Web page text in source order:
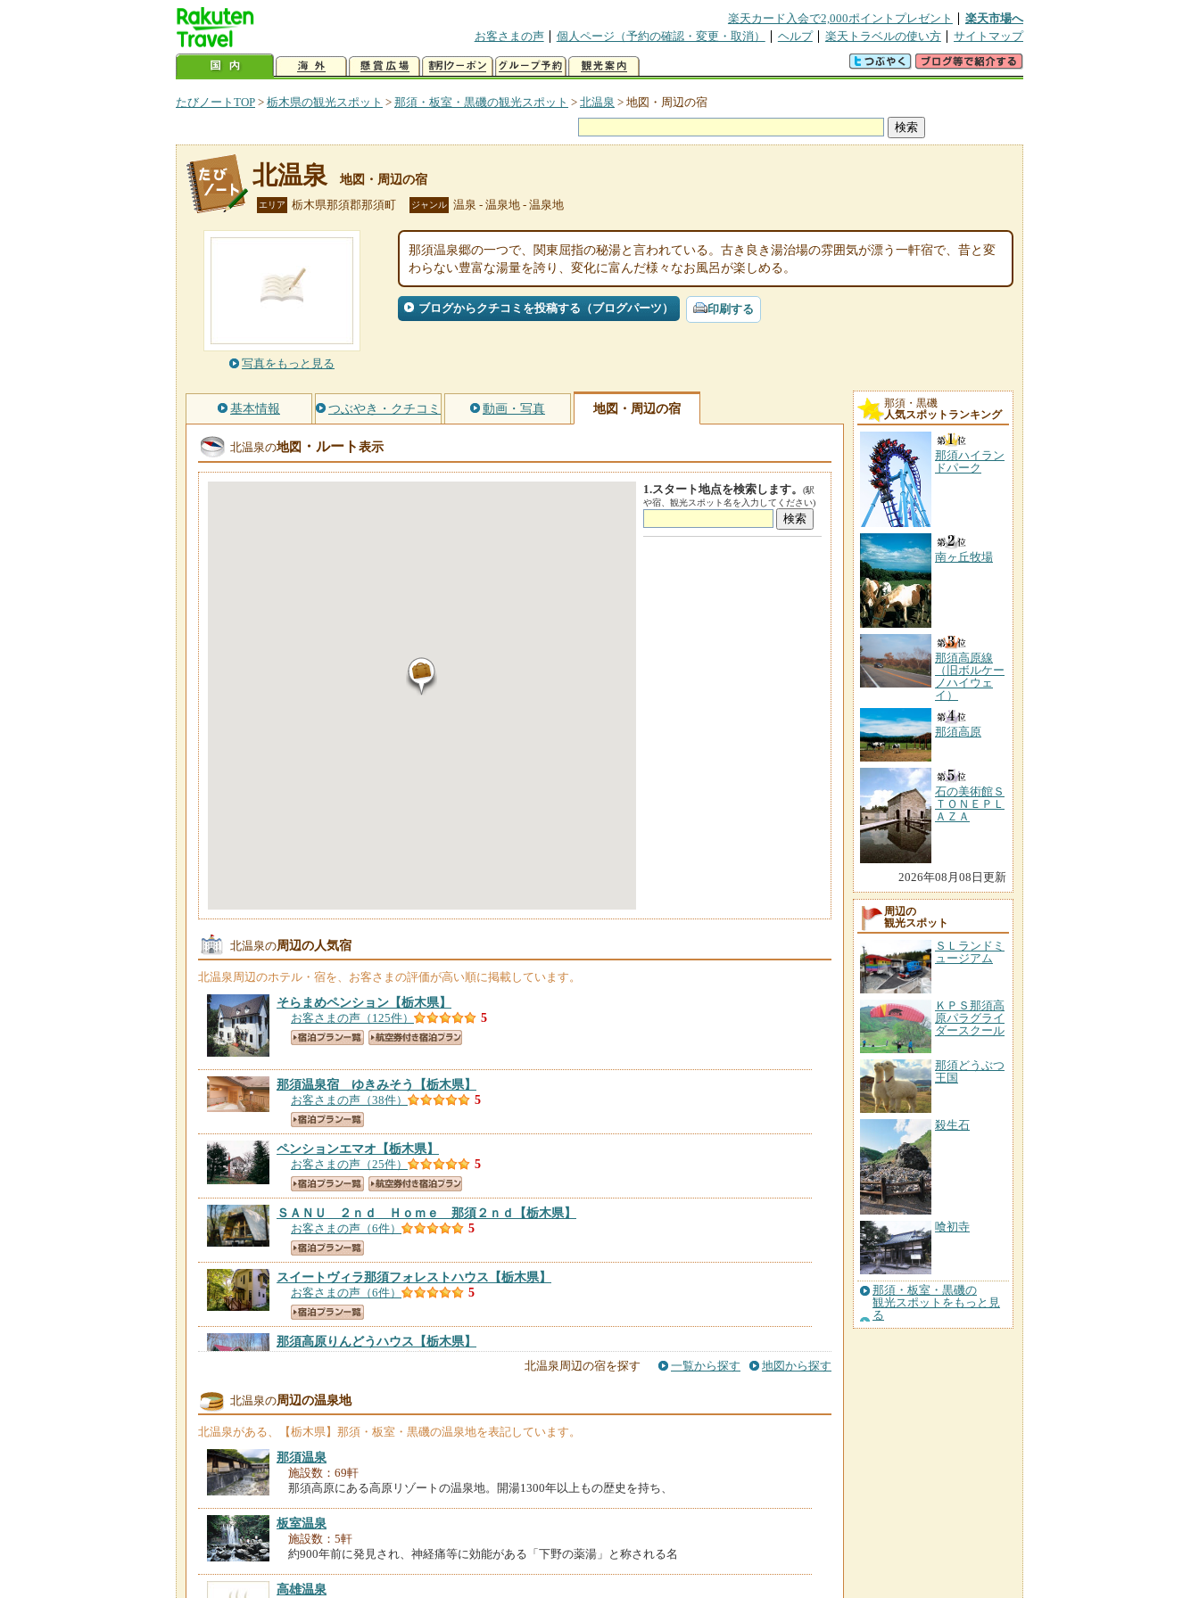
楽天カード入会で2,000ポイントプレゼント
楽天市場へ
お客さまの声
個人ページ（予約の確認・変更・取消） ヘルプ 楽天トラベルの使い方 サイトマップ
たびノートTOP > 栃木県の観光スポット > 那須・板室・黒磯の観光スポット > 北温泉 > 地図・周辺の宿
北温泉 地図・周辺の宿
エリア 栃木県那須郡那須町 ジャンル 温泉 - 温泉地 - 温泉地
写真をもっと見る
那須温泉郷の一つで、関東屈指の秘湯と言われている。古き良き湯治場の雰囲気が漂う一軒宿で、昔と変
わらない豊富な湯量を誇り、変化に富んだ様々なお風呂が楽しめる。
ブログからクチコミを投稿する（ブログパーツ） 印刷する
基本情報 つぶやき・クチコミ 動画・写真 地図・周辺の宿
北温泉の地図 ・ルート表示
1.スタート地点を検索します。
(駅
や宿、観光スポット名を入力してください)
北温泉の周辺の人気宿
北温泉周辺のホテル・宿を、お客さまの評価が高い順に掲載しています。
そらまめペンション 【栃木県】
お客さまの声（125件） 5
那須温泉宿 ゆきみそう 【栃木県】
お客さまの声（38件） 5
ペンションエマオ 【栃木県】
お客さまの声（25件） 5
ＳＡＮＵ ２ｎｄ Ｈｏｍｅ 那須２ｎｄ 【栃木県】
お客さまの声（6件） 5
スイートヴィラ那須フォレストハウス 【栃木県】
お客さまの声（6件） 5
那須高原りんどうハウス 【栃木県】
那須別邸 回【栃木県】
お客さまの声（42件） 4.81
エンゼルフォレスト那須
お客さまの声（306件） 4.73
那須高原山房 小啄木
お客さまの声（118件） 4.71
北温泉周辺の宿を探す 一覧から探す 地図から探す
北温泉の周辺の温泉地
北温泉がある、【栃木県】那須・板室・黒磯の温泉地を表記しています。
那須温泉
施設数：69軒
那須高原にある高原リゾートの温泉地。開湯1300年以上もの歴史を持ち、
板室温泉
施設数：5軒
約900年前に発見され、神経痛等に効能がある「下野の薬湯」と称される名
高雄温泉
那須・黒磯
人気スポットランキング
那須ハイラン
ドパーク
南ヶ丘牧場
那須高原線
（旧ボルケー
ノハイウェ
イ）
那須高原
石の美術館Ｓ
ＴＯＮＥＰＬ
ＡＺＡ
2026年08月08日更新
周辺の
観光スポット
ＳＬランドミ
ュージアム
ＫＰＳ那須高
原パラグライ
ダースクール
那須どうぶつ
王国
殺生石
喰初寺
那須・板室・黒磯の
観光スポットをもっと見
る